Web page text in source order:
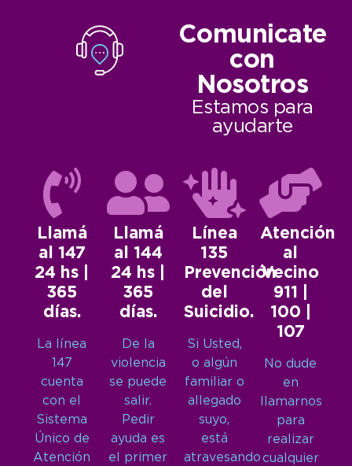
Comunicate
con
Nosotros
Estamos para
ayudarte
Llamá
al 147
24 hs |
365
días.
La línea
147
cuenta
con el
Sistema
Único de
Atención
Llamá
al 144
24 hs |
365
días.
De la
violencia
se puede
salir.
Pedir
ayuda es
el primer
Línea
135
Prevención
del
Suicidio.
Si Usted,
o algún
familiar o
allegado
suyo,
está
atravesando
Atención
al
Vecino
911 |
100 |
107
No dude
en
llamarnos
para
realizar
cualquier